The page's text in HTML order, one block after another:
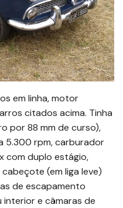
em linha, motor
citados acima. Tinha
por 88 mm de curso),
5.300 rpm, carburador
com duplo estágio,
(em liga leve)
de escapamento
interior e câmaras de